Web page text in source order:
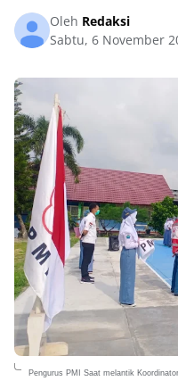
Oleh Redaksi
Sabtu, 6 November
Pengurus PMI Saat melantik